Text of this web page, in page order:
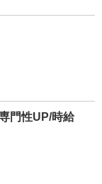
門性UP/時給